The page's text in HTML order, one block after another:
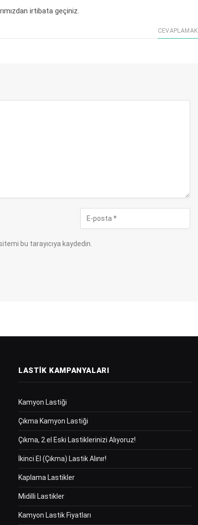
irtibata geçiniz.
CEVAPLAMAK
bu tarayıcıya kaydedin.
LASTIK KAMPANYALARI
Kamyon Lastiği
Çıkma Kamyon Lastiği
Çıkma, 2.el Eski Lastiklerinizi Alıyoruz!
İkinci El (Çıkma) Lastik Alınır!
Kaplama Lastikler
Midilli Lastikler
Kamyon Lastik Fiyatları